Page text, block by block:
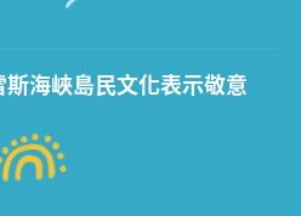
海峽島民文化表示敬意